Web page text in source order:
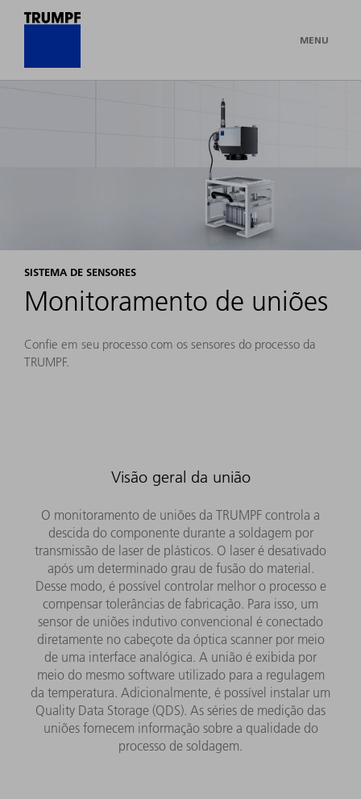
MENU
SISTEMA DE SENSORES
Monitoramento de uniões
Confie em seu processo com os sensores do processo da
TRUMPF.
Visão geral da união
O monitoramento de uniões da TRUMPF controla a
descida do componente durante a soldagem por
transmissão de laser de plásticos. O laser é desativado
após um determinado grau de fusão do material.
Desse modo, é possível controlar melhor o processo e
compensar tolerâncias de fabricação. Para isso, um
sensor de uniões indutivo convencional é conectado
diretamente no cabeçote da óptica scanner por meio
de uma interface analógica. A união é exibida por
meio do mesmo software utilizado para a regulagem
da temperatura. Adicionalmente, é possível instalar um
Quality Data Storage (QDS). As séries de medição das
uniões fornecem informação sobre a qualidade do
processo de soldagem.